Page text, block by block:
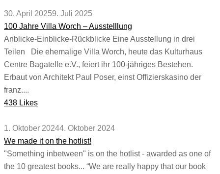
30. April 20259. Juli 2025
100 Jahre Villa Worch – Ausstelllung
Anblicke-Einblicke-Rückblicke Eine Ausstellung in drei
Teilen Die ehemalige Villa Worch, heute das Kulturhaus
Centre Bagatelle e.V., feiert ihr 100-jähriges Bestehen.
Erbaut von Architekt Paul Poser, einst Offizierskasino der
franz....
438 Likes
1. Oktober 20244. Oktober 2024
We made it on the hotlist!
"Something inbetween" is on the hotlist - awarded as one of
the 10 greatest books... “We are really happy that our book